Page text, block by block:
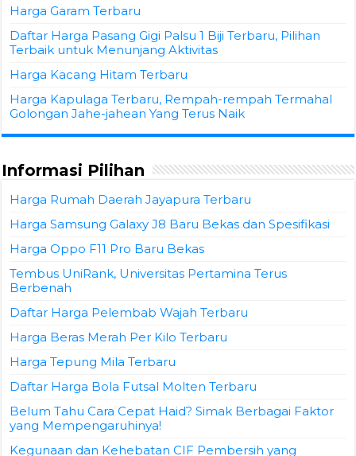
Harga Garam Terbaru
Daftar Harga Pasang Gigi Palsu 1 Biji Terbaru, Pilihan
Terbaik untuk Menunjang Aktivitas
Harga Kacang Hitam Terbaru
Harga Kapulaga Terbaru, Rempah-rempah Termahal
Golongan Jahe-jahean Yang Terus Naik
Informasi Pilihan
Harga Rumah Daerah Jayapura Terbaru
Harga Samsung Galaxy J8 Baru Bekas dan Spesifikasi
Harga Oppo F11 Pro Baru Bekas
Tembus UniRank, Universitas Pertamina Terus
Berbenah
Daftar Harga Pelembab Wajah Terbaru
Harga Beras Merah Per Kilo Terbaru
Harga Tepung Mila Terbaru
Daftar Harga Bola Futsal Molten Terbaru
Belum Tahu Cara Cepat Haid? Simak Berbagai Faktor
yang Mempengaruhinya!
Kegunaan dan Kehebatan CIF Pembersih yang